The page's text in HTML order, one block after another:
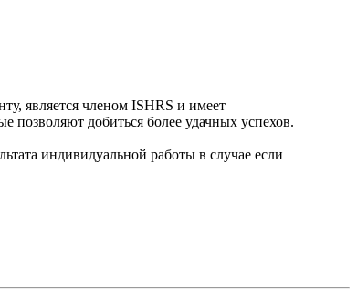
является членом ISHRS и имеет
добиться более удачных успехов.
индивидуальной работы в случае если